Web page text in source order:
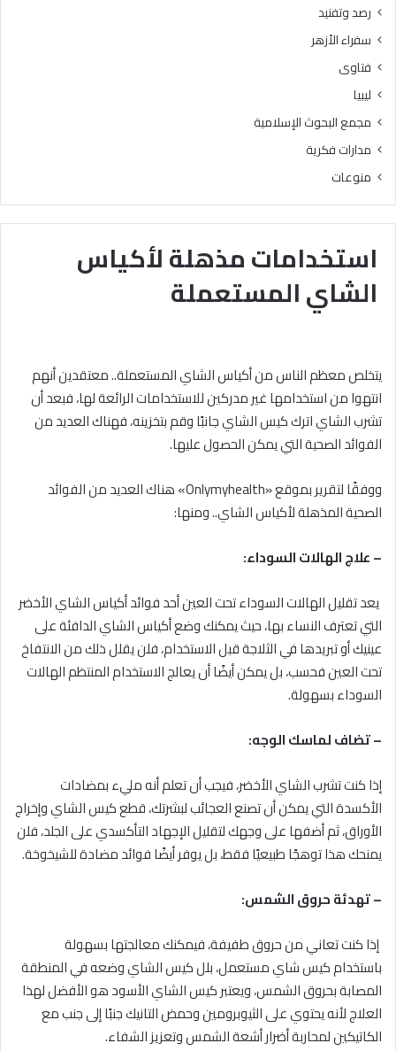
استخدامات مذهلة لأكياس
الشاي المستعملة
يتخلص معظم الناس من أكياس الشاي المستعملة.. معتقدين أنهم
انتهوا من استخدامها غير مدركين للاستخدامات الرائعة لها، فبعد أن
تشرب الشاي اترك كيس الشاي جانبًا وقم بتخزينه، فهناك العديد من
الفوائد الصحية التي يمكن الحصول عليها.
ووفقًا لتقرير بموقع «Onlymyhealth» هناك العديد من الفوائد
الصحية المذهلة لأكياس الشاي.. ومنها:
– علاج الهالات السوداء:
يعد تقليل الهالات السوداء تحت العين أحد فوائد أكياس الشاي الأخضر
التي تعترف النساء بها، حيث يمكنك وضع أكياس الشاي الدافئة على
عينيك أو تبريدها في الثلاجة قبل الاستخدام، فلن يقلل ذلك من الانتفاخ
تحت العين فحسب، بل يمكن أيضًا أن يعالج الاستخدام المنتظم الهالات
السوداء بسهولة.
– تضاف لماسك الوجه:
إذا كنت تشرب الشاي الأخضر، فيجب أن تعلم أنه مليء بمضادات
الأكسدة التي يمكن أن تصنع العجائب لبشرتك، قطع كيس الشاي وإخراج
الأوراق، ثم أضفها على وجهك لتقليل الإجهاد التأكسدي على الجلد، فلن
يمنحك هذا توهجًا طبيعيًا فقط، بل يوفر أيضًا فوائد مضادة للشيخوخة.
– تهدئة حروق الشمس:
إذا كنت تعاني من حروق طفيفة، فيمكنك معالجتها بسهولة
باستخدام كيس شاي مستعمل، بلل كيس الشاي وضعه في المنطقة
المصابة بحروق الشمس، ويعتبر كيس الشاي الأسود هو الأفضل لهذا
العلاج لأنه يحتوي على الثيوبرومين وحمض التانيك جنبًا إلى جنب مع
الكاتيكين لمحاربة أضرار أشعة الشمس وتعزيز الشفاء.
رصد وتفنيد
سفراء الأزهر
فتاوى
ليبيا
مجمع البحوث الإسلامية
مدارات فكرية
منوعات